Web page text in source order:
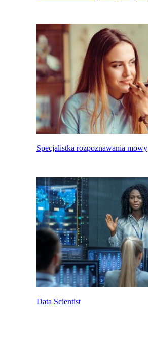
Specjalistka rozpoznawania mowy
Data Scientist